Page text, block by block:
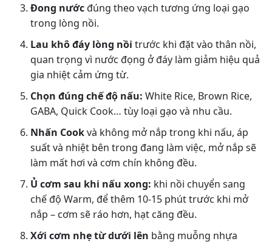
Đong nướcđúng theo vạch tương ứng loại gạo
trong lòng nồi.
Lau khô đáy lòng nồi trước khi đặt vào thân nồi,
quan trọng vì nước đọng ở đáy làm giảm hiệu quả
gia nhiệt cảm ứng từ.
Chọn đúng chế độ nấu: White Rice, Brown Rice,
GABA, Quick Cook… tùy loại gạo và nhu cầu.
Nhấn Cookvà không mở nắp trong khi nấu, áp
suất và nhiệt bên trong đang làm việc, mở nắp sẽ
làm mất hơi và cơm chín không đều.
Ủ cơm sau khi nấu xong: khi nồi chuyển sang
chế độ Warm, để thêm 10-15 phút trước khi mở
nắp – cơm sẽ ráo hơn, hạt căng đều.
Xới cơm nhẹ từ dưới lên bằng muỗng nhựa